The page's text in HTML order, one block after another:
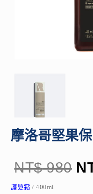
摩洛哥堅果
NT$980
護髮霜 / 400ml